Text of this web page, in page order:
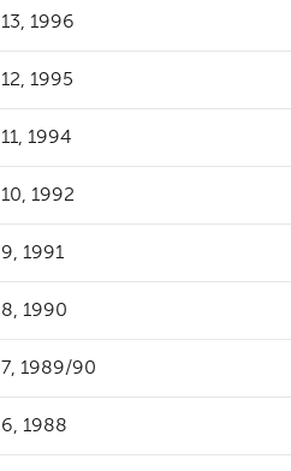
1996
1995
1994
1992
1991
1990
7, 1989/90
1988